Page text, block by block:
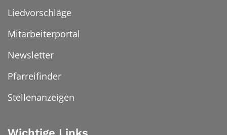
Liedvorschläge
Mitarbeiterportal
Newsletter
Pfarreifinder
Stellenanzeigen